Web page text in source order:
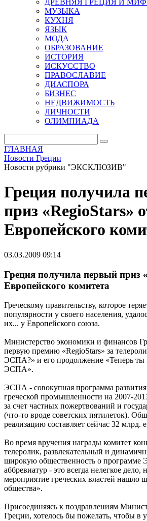
ДРЕВНЯЯ ГРЕЦИЯ И
МУЗЫКА
КУХНЯ
ЯЗЫК
МОДА
ОБРАЗОВАНИЕ
ИСТОРИЯ
ИСКУССТВО
ПРАВОСЛАВИЕ
ДИАСПОРА
БИЗНЕС
НЕДВИЖИМОСТЬ
ЛИЧНОСТИ
ОЛИМПИАДА
ГЛАВНАЯ
Новости Греции
Новости рубрики "ЭКСКЛЮЗИВ"
Греция получила
приз «RegioStars»
Европейского
03.03.2009 09:14
Греция получила первый приз
Европейского комитета
Греческому правительству, которое
популярности у своего населения,
их... у Европейского союза.
Министерство экономики и финансов
первую премию «RegioStars» за
ЭСПА?» и его продолжение «Теперь ты
ЭСПА».
ЭСПА - совокупная программа развития
греческой промышленности на 2007-
за счет частных пожертвований и
(что-то вроде советских пятилеток).
реализацию составляет сейчас 32 млрд.
Во время вручения награды комитет
телеролик, развлекательный и
широкую общественность о программе
аббревиатур - это всегда нелегкое дело,
мероприятие греческих властей нашло
общества».
Присоединяясь к поздравлениям
Греции, хотелось бы пожелать, чтобы в